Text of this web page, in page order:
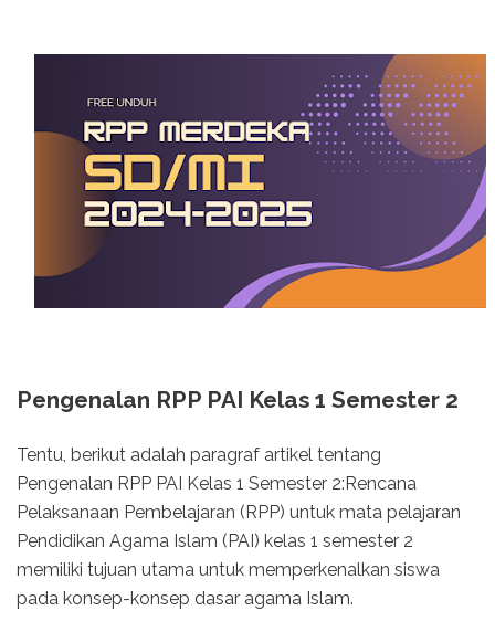
Pengenalan RPP PAI Kelas 1 Semester 2
Tentu, berikut adalah paragraf artikel tentang
Pengenalan RPP PAI Kelas 1 Semester 2:Rencana
Pelaksanaan Pembelajaran (RPP) untuk mata pelajaran
Pendidikan Agama Islam (PAI) kelas 1 semester 2
memiliki tujuan utama untuk memperkenalkan siswa
pada konsep-konsep dasar agama Islam.